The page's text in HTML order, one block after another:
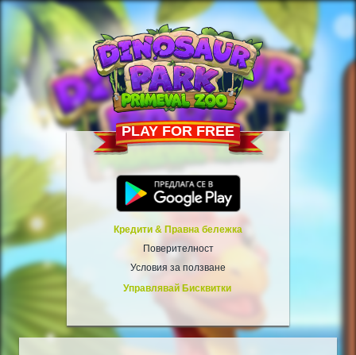
PLAY FOR FREE
Кредити & Правна бележка
Поверителност
Условия за ползване
Управлявай Бисквитки